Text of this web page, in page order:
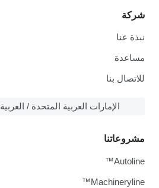
شركة
نبذة عنا
مساعدة
للاتصال بنا
الإمارات العربية المتحدة / العربية
مشروعاتنا
Autoline™
Machineryline™